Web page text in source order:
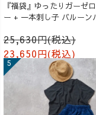
『福袋』ゆったりガーゼ
ー + 一本刺し子 バルーン
25,630円(税込)
23,650円(税込)